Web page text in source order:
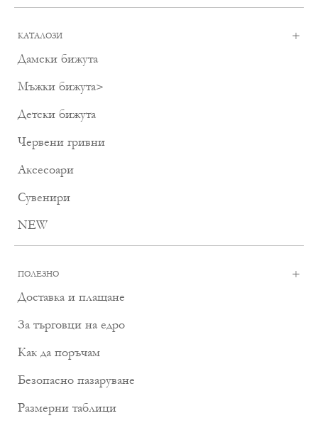
КАТАЛОЗИ
+
Дамски бижута
Мъжки бижута>
Детски бижута
Червени гривни
Аксесоари
Сувенири
NEW
ПОЛЕЗНО
+
Доставка и плащане
За търговци на едро
Как да поръчам
Безопасно пазаруване
Размерни таблици